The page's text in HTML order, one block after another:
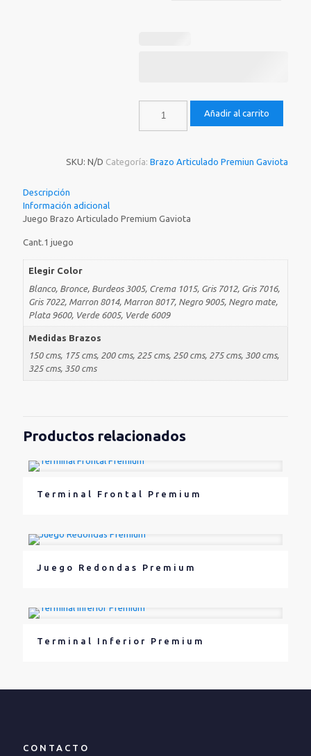
Añadir al carrito
SKU: N/D Categoría: Brazo Articulado Premiun Gaviota
Descripción
Información adicional
Juego Brazo Articulado Premium Gaviota
Cant.1 juego
Elegir Color
Blanco, Bronce, Burdeos 3005, Crema 1015, Gris 7012, Gris 7016,
Gris 7022, Marron 8014, Marron 8017, Negro 9005, Negro mate,
Plata 9600, Verde 6005, Verde 6009
Medidas Brazos
150 cms, 175 cms, 200 cms, 225 cms, 250 cms, 275 cms, 300 cms,
325 cms, 350 cms
Productos relacionados
Terminal Frontal Premium
Juego Redondas Premium
Terminal Inferior Premium
CONTACTO